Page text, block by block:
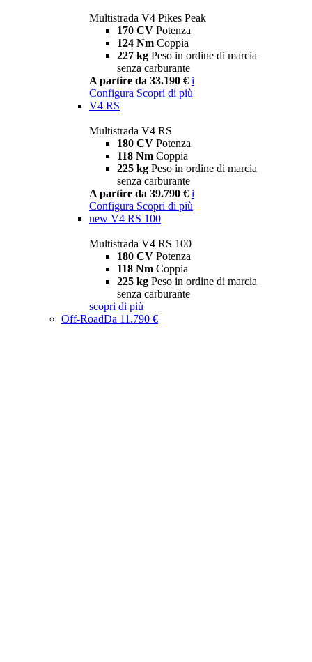
Multistrada V4 Pikes Peak
170 CV Potenza
124 Nm Coppia
227 kg Peso in ordine di marcia
senza carburante
A partire da 33.190 € i
Configura Scopri di più
V4 RS
Multistrada V4 RS
180 CV Potenza
118 Nm Coppia
225 kg Peso in ordine di marcia
senza carburante
A partire da 39.790 € i
Configura Scopri di più
new V4 RS 100
Multistrada V4 RS 100
180 CV Potenza
118 Nm Coppia
225 kg Peso in ordine di marcia
senza carburante
scopri di più
Off-RoadDa 11.790 €